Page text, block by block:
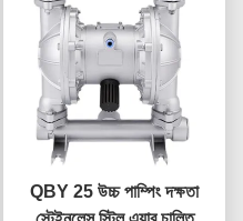
QBY 25 উচ্চ পাম্পিং দক্ষতা